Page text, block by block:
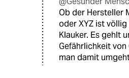
Ob der Hersteller
oder XYZ ist
Klauker. Es gehlt
Gefährlichkeit
man damit